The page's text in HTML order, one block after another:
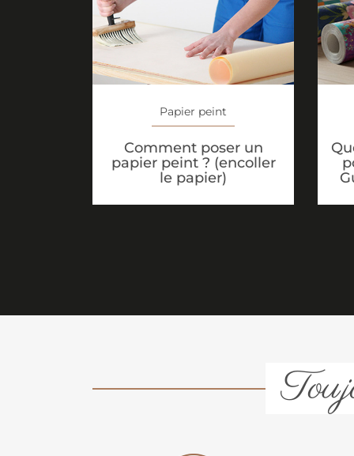
Papier peint
Comment poser un
papier peint ? (encoller
le papier)